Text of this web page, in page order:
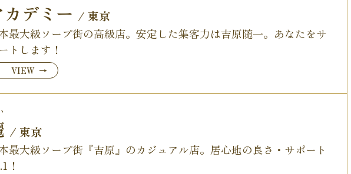
デミー / 東京
最大級ソープ街の高級店。安定した集客力は吉原随一。あなたをサ
トします！
VIEW
/ 東京
最大級ソープ街『吉原』のカジュアル店。居心地の良さ・サポート
！